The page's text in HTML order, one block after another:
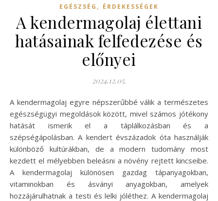
EGÉSZSÉG , ÉRDEKESSÉGEK
A kendermagolaj élettani
hatásainak felfedezése és
előnyei
2024.12.05.
A kendermagolaj egyre népszerűbbé válik a természetes
egészségügyi megoldások között, mivel számos jótékony
hatását ismerik el a táplálkozásban és a
szépségápolásban. A kendert évszázadok óta használják
különböző kultúrákban, de a modern tudomány most
kezdett el mélyebben beleásni a növény rejtett kincseibe.
A kendermagolaj különösen gazdag tápanyagokban,
vitaminokban és ásványi anyagokban, amelyek
hozzájárulhatnak a testi és lelki jóléthez. A kendermagolaj